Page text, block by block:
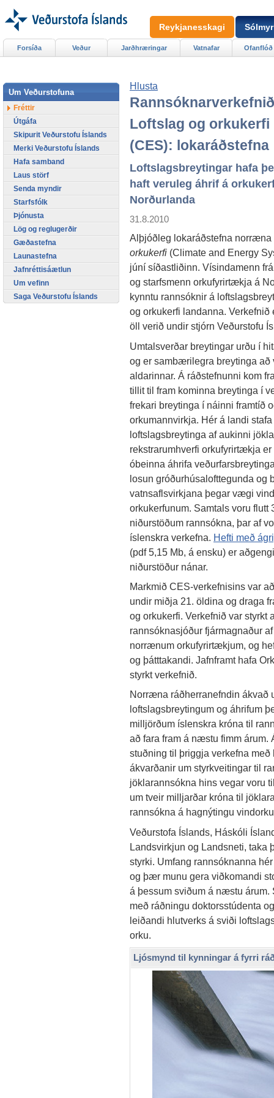
Hlusta
Rannsóknarverkefnið
Loftslag og orkukerfi
(CES): lokaráðstefna
Loftslagsbreytingar hafa
haft veruleg áhrif á
Norðurlanda
31.8.2010
Alþjóðleg lokaráðstefna
orkukerfi (Climate and Energy
júní síðastliðinn. Vísindamenn
og starfsmenn orkufyrirtækja á
kynntu rannsóknir á
og orkukerfi landanna.
öll verið undir stjórn Veðurstofu
Umtalsverðar breytingar urðu í
og er sambærilegra breytinga
aldarinnar. Á ráðstefnunni kom
tillit til fram kominna breytinga í
frekari breytinga í náinni framtíð
orkumannvirkja. Hér á landi
loftslagsbreytinga af aukinni
rekstrarumhverfi orkufyrirtækja
óbeinna áhrifa
losun gróðurhúsalofttegunda og
vatnsaflsvirkjana þegar vægi
orkukerfunum. Samtals voru
niðurstöðum rannsókna, þar af
íslenskra verkefna. Hefti með
(pdf 5,15 Mb, á ensku) er
niðurstöður nánar.
Markmið CES-verkefnisins var
undir miðja 21. öldina og draga
og orkukerfi. Verkefnið var styrkt
rannsóknasjóður fjármagnaður
norrænum orkufyrirtækjum, og
og þátttakandi. Jafnframt hafa
styrkt verkefnið.
Norræna ráðherranefndin ákvað
loftslagsbreytingum og áhrifum
milljörðum íslenskra króna til
að fara fram á næstu fimm árum.
stuðning til þriggja verkefna
ákvarðanir um styrkveitingar til
jöklarannsókna hins vegar voru
um tveir milljarðar króna til
rannsókna á hagnýtingu
Veðurstofa Íslands, Háskóli
Landsvirkjun og Landsneti, taka
styrki. Umfang rannsóknanna
og þær munu gera viðkomandi
á þessum sviðum á næstu
með ráðningu doktorsstúdenta
leiðandi hlutverks á sviði
orku.
Ljósmynd til kynningar á fyrri
Forsíða Veður Jarðhræringar Vatnafar Ofanflóð
Um Veðurstofuna
Fréttir
Útgáfa
Skipurit Veðurstofu Íslands
Merki Veðurstofu Íslands
Hafa samband
Laus störf
Senda myndir
Starfsfólk
Þjónusta
Lög og reglugerðir
Gæðastefna
Launastefna
Jafnréttisáætlun
Um vefinn
Saga Veðurstofu Íslands
Reykjanesskagi